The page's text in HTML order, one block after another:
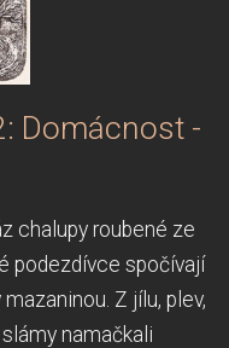
Domácnost -
chalupy roubené ze
podezdívce spočívají
Z jílu, plev,
namačkali